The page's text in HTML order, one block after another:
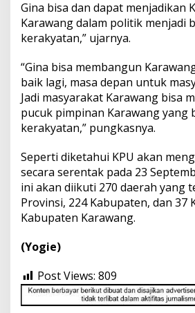
Gina bisa dan dapat menjadikan
Karawang dalam politik menjadi
kerakyatan,” ujarnya.
“Gina bisa membangun
baik lagi, masa depan untuk
Jadi masyarakat Karawang bisa
pucuk pimpinan Karawang yang
kerakyatan,” pungkasnya.
Seperti diketahui KPU akan
secara serentak pada 23
ini akan diikuti 270 daerah yang
Provinsi, 224 Kabupaten, dan 37
Kabupaten Karawang.
(Yogie)
Post Views: 809